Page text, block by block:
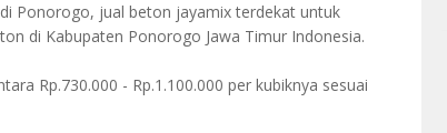
Ponorogo, jual beton jayamix terdekat untuk
di Kabupaten Ponorogo Jawa Timur Indonesia.
Rp.730.000 - Rp.1.100.000 per kubiknya sesuai